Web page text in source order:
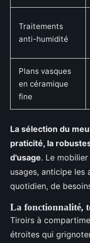
Traitements
anti-humidité
Plans vasques
en céramique
fine
La sélection du
praticité, la
d'usage. Le
usages, anticipe les
quotidien, de
La fonctionnalité,
Tiroirs à
étroites qui